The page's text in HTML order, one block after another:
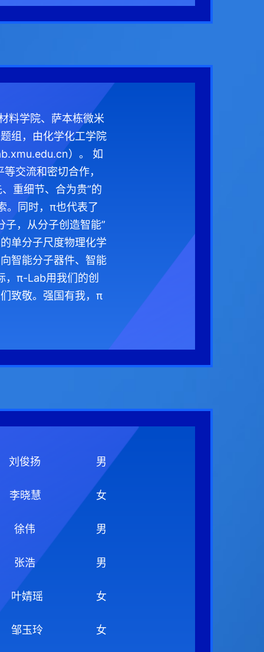
料学院、萨本栋微米
组，由化学化工学院
）。 如
交流和密切合作，
重细节、合为贵”的
。同时，π也代表了
子，从分子创造智能”
单分子尺度物理化学
智能分子器件、智能
，π-Lab用我们的创
致敬。强国有我，π
刘俊扬 男
李晓慧 女
徐伟 男
张浩 男
叶婧瑶 女
邹玉玲 女